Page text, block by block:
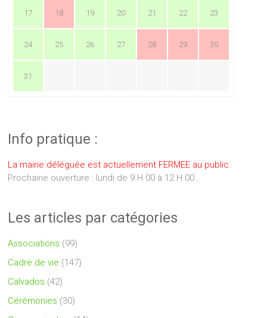
17 18 19 20 21 22 23
24 25 26 27 28 29 30
31
Info pratique :
La mairie déléguée est actuellement FERMEE au public.
Prochaine ouverture : lundi de 9 H 00 à 12 H 00 .
Les articles par catégories
Associations (99)
Cadre de vie (147)
Calvados (42)
Cérémonies (30)